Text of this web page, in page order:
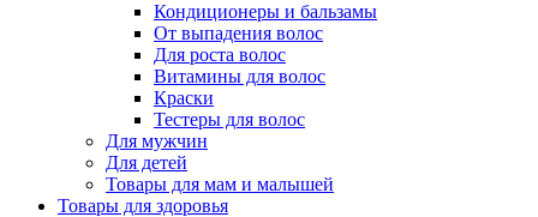
Кондиционеры и бальзамы
От выпадения волос
Для роста волос
Витамины для волос
Краски
Тестеры для волос
Для мужчин
Для детей
Товары для мам и малышей
Товары для здоровья